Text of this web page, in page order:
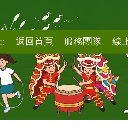
返回首頁 服務團隊 線